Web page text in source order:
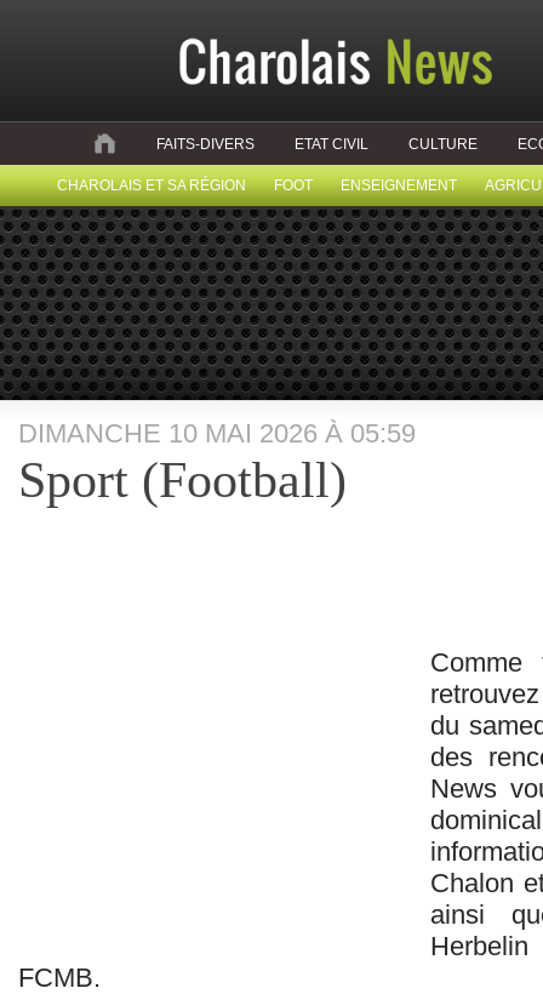
FAITS-DIVERS ETAT CIVIL CULTURE
CHAROLAIS ET SA RÉGION FOOT ENSEIGNEMENT
DIMANCHE 10 MAI 2026 À 05:59
Sport (Football)
Comme
du
des
News
Chalon
ainsi
FCMB.